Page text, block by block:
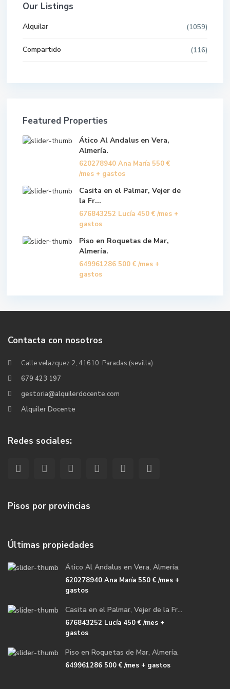
Our Listings
Alquilar (1059)
Compartido (116)
Featured Properties
Ático Al Andalus en Vera,
Almería.
620278940 Ana María 550 €
/mes + gastos
Casita en el Palmar, Vejer de
la Fr...
676843252 Lucía 450 € /mes +
gastos
Piso en Roquetas de Mar,
Almería.
649961286 500 € /mes +
gastos
Contacta con nosotros
Calle velazquez 2, 41610. Paradas (sevilla)
679 423 197
gestoria@alquilerdocente.com
Alquiler Docente
Redes sociales:
Pisos por provincias
Últimas propiedades
Ático Al Andalus en Vera, Almería.
620278940 Ana María 550 €/mes +
gastos
Casita en el Palmar, Vejer de la Fr...
676843252 Lucía 450 €/mes +
gastos
Piso en Roquetas de Mar, Almería.
649961286 500 €/mes + gastos